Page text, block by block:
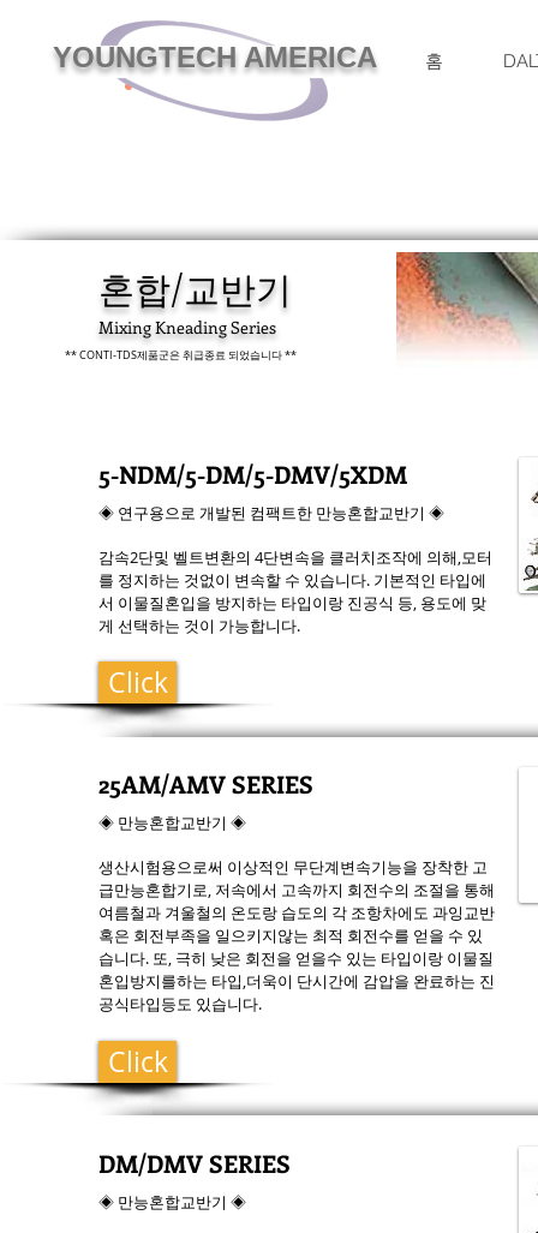
YOUNGTECH AMERICA 홈
혼합/교반기
Mixing Kneading Series
** CONTI-TDS제품군은 취급종료 되었습니다 **
5-NDM/5-DM/5-DMV/5XDM
◈ 연구용으로 개발된 컴팩트한 만능혼합교반기 ◈
감속2단및 벨트변환의 4단변속을 클러치조작에 의해,모터
를 정지하는 것없이 변속할 수 있습니다. 기본적인 타입에
서 이물질혼입을 방지하는 타입이랑 진공식 등, 용도에 맞
게 선택하는 것이 가능합니다.
Click
25AM/AMV SERIES
◈ 만능혼합교반기 ◈
생산시험용으로써 이상적인 무단계변속기능을 장착한 고
급만능혼합기로, 저속에서 고속까지 회전수의 조절을 통해
여름철과 겨울철의 온도랑 습도의 각 조항차에도 과잉교반
혹은 회전부족을 일으키지않는 최적 회전수를 얻을 수 있
습니다. 또, 극히 낮은 회전을 얻을수 있는 타입이랑 이물질
혼입방지를하는 타입,더욱이 단시간에 감압을 완료하는 진
공식타입등도 있습니다.
Click
DM/DMV SERIES
◈ 만능혼합교반기 ◈